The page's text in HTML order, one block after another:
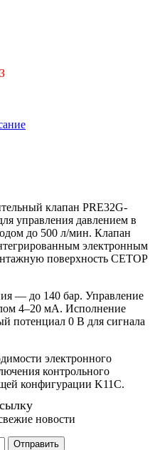
клапан PRE32G-
управления давлением в
до 500 л/мин. Клапан
электронным
поверхность CETOP
— до 140 бар. Управление
4–20 мА. Исполнение
потенциал 0 В для сигнала
электронного
контрольного
конфигурации K11C.
новости
Отправить